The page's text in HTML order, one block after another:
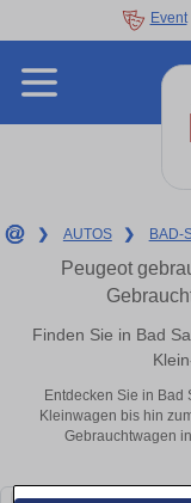
Event
❯ AUTOS ❯ BAD-
Peugeot
Finden Sie in Bad
Entdecken Sie in Bad
Kleinwagen bis hin
Gebrauchtwagen